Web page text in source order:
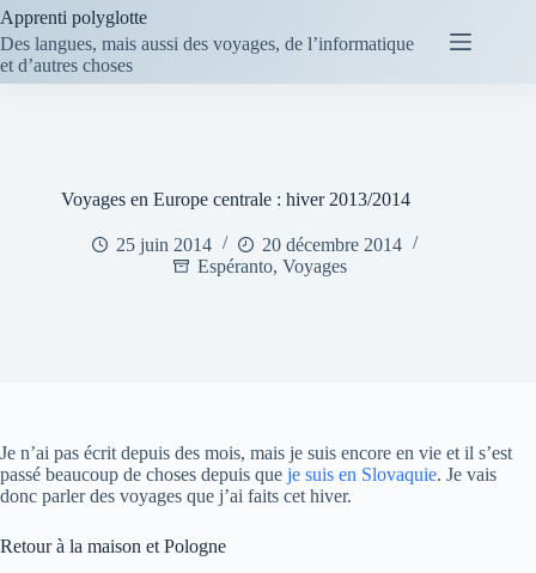
Passer
au
contenu
Apprenti polyglotte
Des langues, mais aussi des voyages, de l’informatique
et d’autres choses
Voyages en Europe centrale : hiver 2013/2014
25 juin 2014
20 décembre 2014
Espéranto, Voyages
Je n’ai pas écrit depuis des mois, mais je suis encore en vie et il s’est
passé beaucoup de choses depuis que je suis en Slovaquie. Je vais
donc parler des voyages que j’ai faits cet hiver.
Retour à la maison et Pologne